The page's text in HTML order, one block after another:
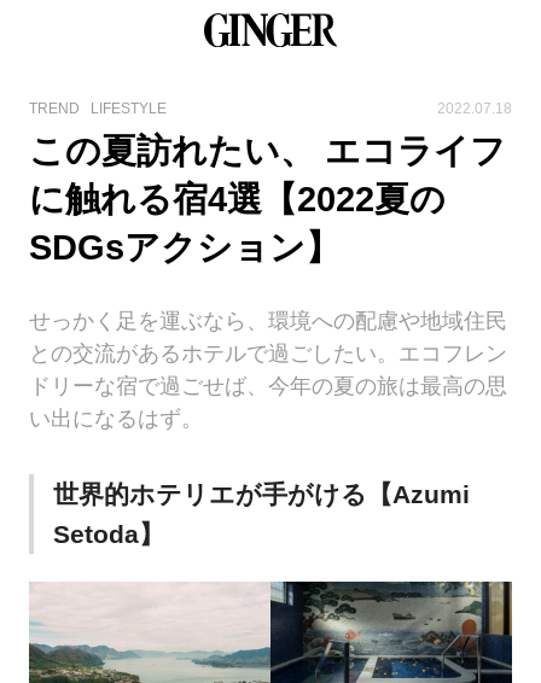
TREND LIFESTYLE 2022.07.18
この夏訪れたい、 エコライフ
に触れる宿4選【2022夏の
SDGsアクション】
せっかく足を運ぶなら、環境への配慮や地域住民
との交流があるホテルで過ごしたい。エコフレン
ドリーな宿で過ごせば、今年の夏の旅は最高の思
い出になるはず。
世界的ホテリエが手がける【Azumi
Setoda】